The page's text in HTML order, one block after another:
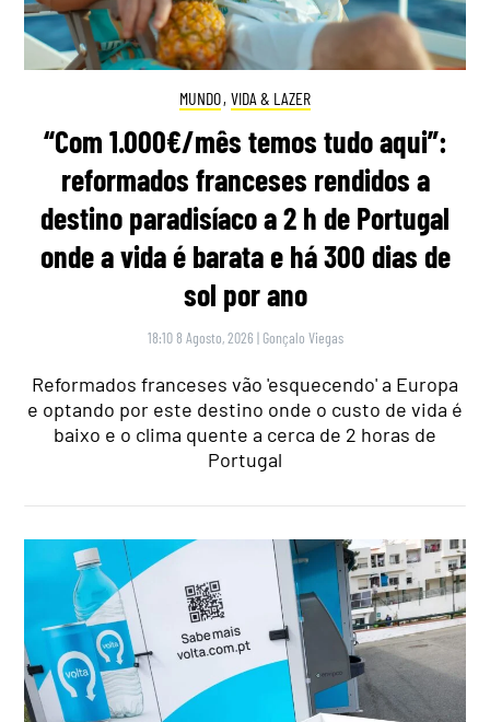
MUNDO, VIDA & LAZER
“Com 1.000€/mês temos tudo aqui”:
reformados franceses rendidos a
destino paradisíaco a 2 h de Portugal
onde a vida é barata e há 300 dias de
sol por ano
18:10 8 Agosto, 2026 | Gonçalo Viegas
Reformados franceses vão 'esquecendo' a Europa
e optando por este destino onde o custo de vida é
baixo e o clima quente a cerca de 2 horas de
Portugal